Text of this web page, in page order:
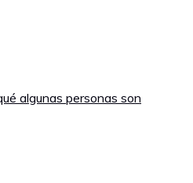
algunas personas son